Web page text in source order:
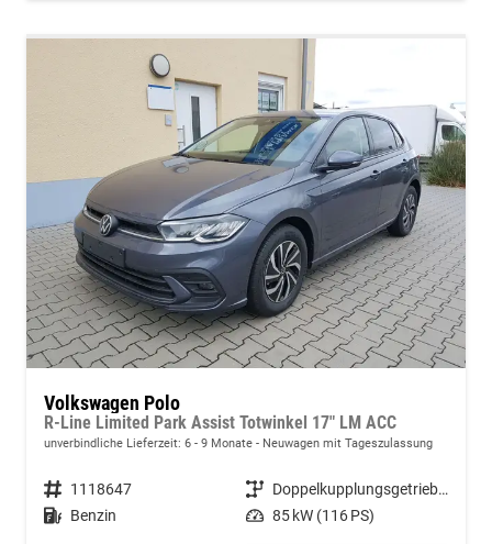
Volkswagen Polo
R-Line Limited Park Assist Totwinkel 17" LM ACC
unverbindliche Lieferzeit: 6 - 9 Monate Neuwagen mit Tageszulassung
Fahrzeugnummer 1118647 Getriebe
Doppelkupplungsgetriebe (DSG)
Kraftstoff Benzin Leistung 85 kW (116 PS)